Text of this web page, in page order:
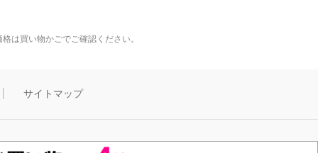
は買い物かごでご確認ください。
サイトマップ